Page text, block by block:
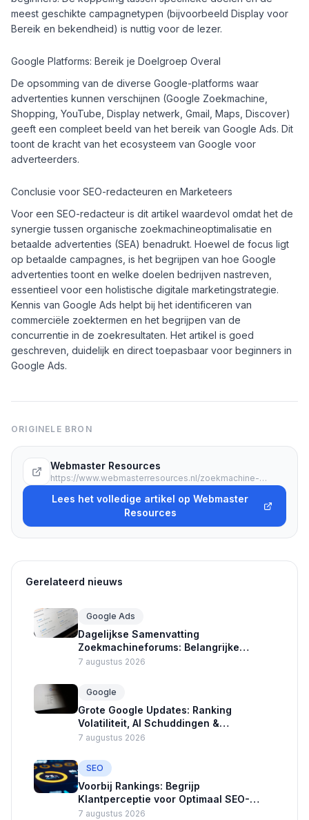
meest geschikte campagnetypen (bijvoorbeeld Display voor
Bereik en bekendheid) is nuttig voor de lezer.
Google Platforms: Bereik je Doelgroep Overal
De opsomming van de diverse Google-platforms waar
advertenties kunnen verschijnen (Google Zoekmachine,
Shopping, YouTube, Display netwerk, Gmail, Maps, Discover)
geeft een compleet beeld van het bereik van Google Ads. Dit
toont de kracht van het ecosysteem van Google voor
adverteerders.
Conclusie voor SEO-redacteuren en Marketeers
Voor een SEO-redacteur is dit artikel waardevol omdat het de
synergie tussen organische zoekmachineoptimalisatie en
betaalde advertenties (SEA) benadrukt. Hoewel de focus ligt
op betaalde campagnes, is het begrijpen van hoe Google
advertenties toont en welke doelen bedrijven nastreven,
essentieel voor een holistische digitale marketingstrategie.
Kennis van Google Ads helpt bij het identificeren van
commerciële zoektermen en het begrijpen van de
concurrentie in de zoekresultaten. Het artikel is goed
geschreven, duidelijk en direct toepasbaar voor beginners in
Google Ads.
ORIGINELE BRON
Webmaster Resources
https://www.webmasterresources.nl/zoekmachine-optimalisatie/soorten-campagnes-in-google-ads/?utm_source=rss&utm_medium=rss&utm_campaign=soorten-campagnes-in-google-ads
Lees het volledige artikel op Webmaster
Resources
Gerelateerd nieuws
Google Ads
Dagelijkse Samenvatting
Zoekmachineforums: Belangrijke
Updates Google Ads en Crawlers
7 augustus 2026
Google
Grote Google Updates: Ranking
Volatiliteit, AI Schuddingen &
Advertentie Nieuws
7 augustus 2026
SEO
Voorbij Rankings: Begrijp
Klantperceptie voor Optimaal SEO-
succes
7 augustus 2026